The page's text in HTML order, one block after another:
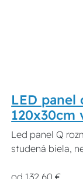
LED
120x30cm
Led panel Q
studená biela,